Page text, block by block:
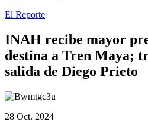
El Reporte
INAH recibe mayor
destina a Tren Maya;
salida de Diego Prieto
28 Oct. 2024